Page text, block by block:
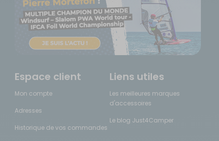
Espace client
Mon compte
Adresses
Historique de vos commandes
Liens utiles
Les meilleures marques
d'accessoires
Le blog Just4Camper